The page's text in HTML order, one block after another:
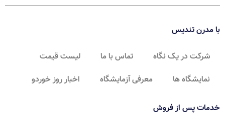
با مدرن تندیس
شرکت در یک نگاه تماس با ما
لیست قیمت
نمایشگاه ها
معرفی آزمایشگاه اخبار روز خوردو
خدمات پس از فروش